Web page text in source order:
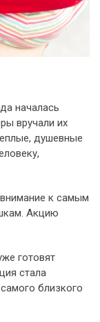
началась
вручали их
душевные
к самым
Акцию
готовят
стала
близкого